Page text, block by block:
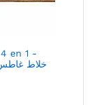
en 1 -